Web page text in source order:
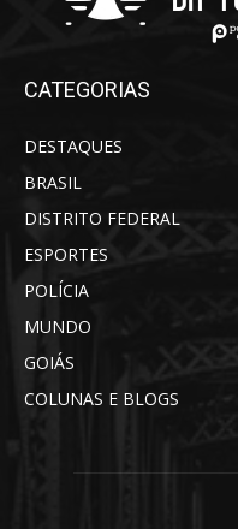
CATEGORIAS
DESTAQUES
BRASIL
DISTRITO FEDERAL
ESPORTES
POLÍCIA
MUNDO
GOIÁS
COLUNAS E BLOGS